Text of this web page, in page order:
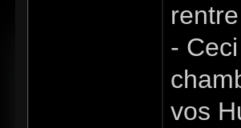
-
vos